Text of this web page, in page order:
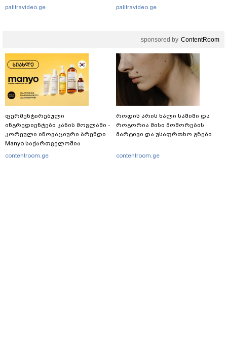
palitravideo.ge
გადავცემ" - ეკა კუპატაძე
palitravideo.ge
sponsored by ContentRoom
ფერმენტირებული
ინგრედიენტები კანის მოვლაში -
კორეული ინოვაციური ბრენდი
Manyo საქართველოშია
contentroom.ge
როდის არის ხალი საშიში და
როგორია მისი მოშორების
მარტივი და უსაფრთხო გზები
contentroom.ge